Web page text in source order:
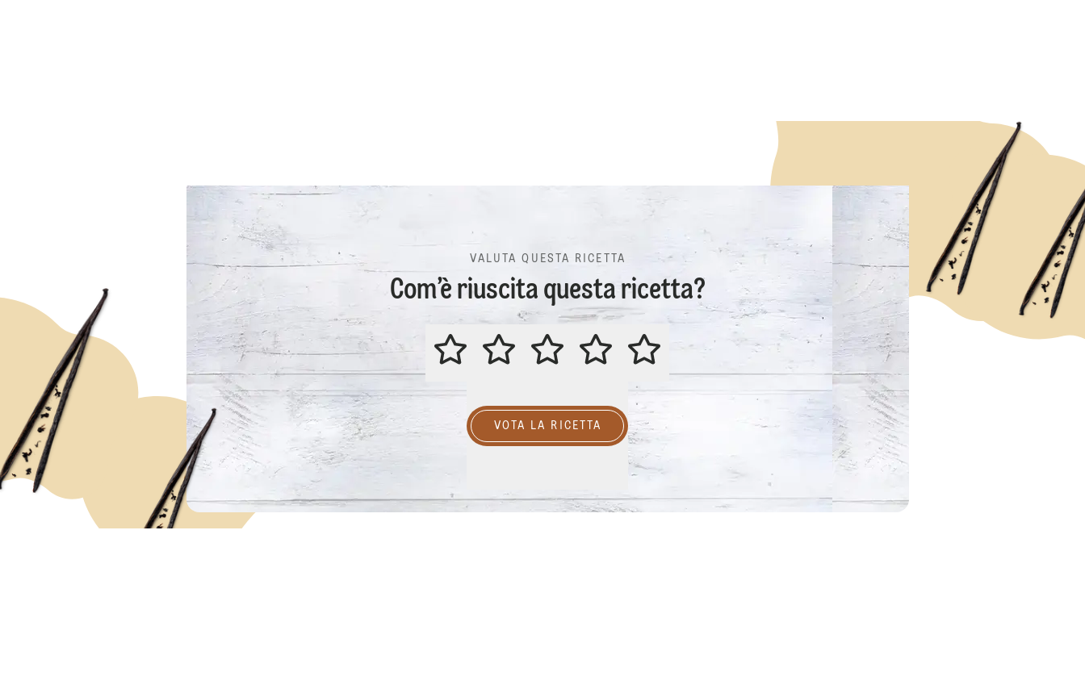
VALUTA QUESTA RICETTA
Com’è riuscita questa ricetta?
VALUTA QUESTA RICETTA
VOTA LA RICETTA